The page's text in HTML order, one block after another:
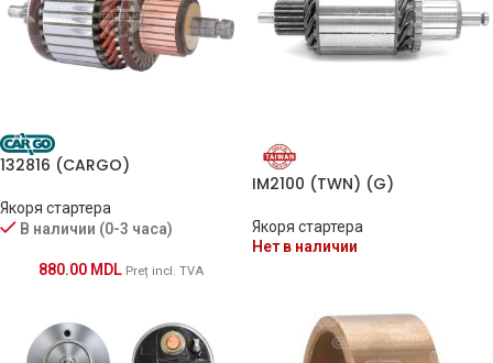
132816 (CARGO)
Якоря стартера
В наличии (0-3 часа)
880.00 MDL Preț incl. TVA
IM2100 (TWN) (G)
Якоря стартера
Нет в наличии